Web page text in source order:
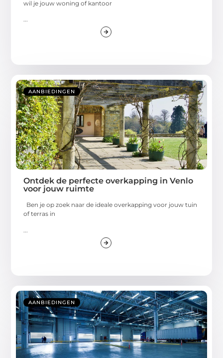
wil je jouw woning of kantoor
...
AANBIEDINGEN
Ontdek de perfecte overkapping in Venlo
voor jouw ruimte
Ben je op zoek naar de ideale overkapping voor jouw tuin
of terras in
AANBIEDINGEN